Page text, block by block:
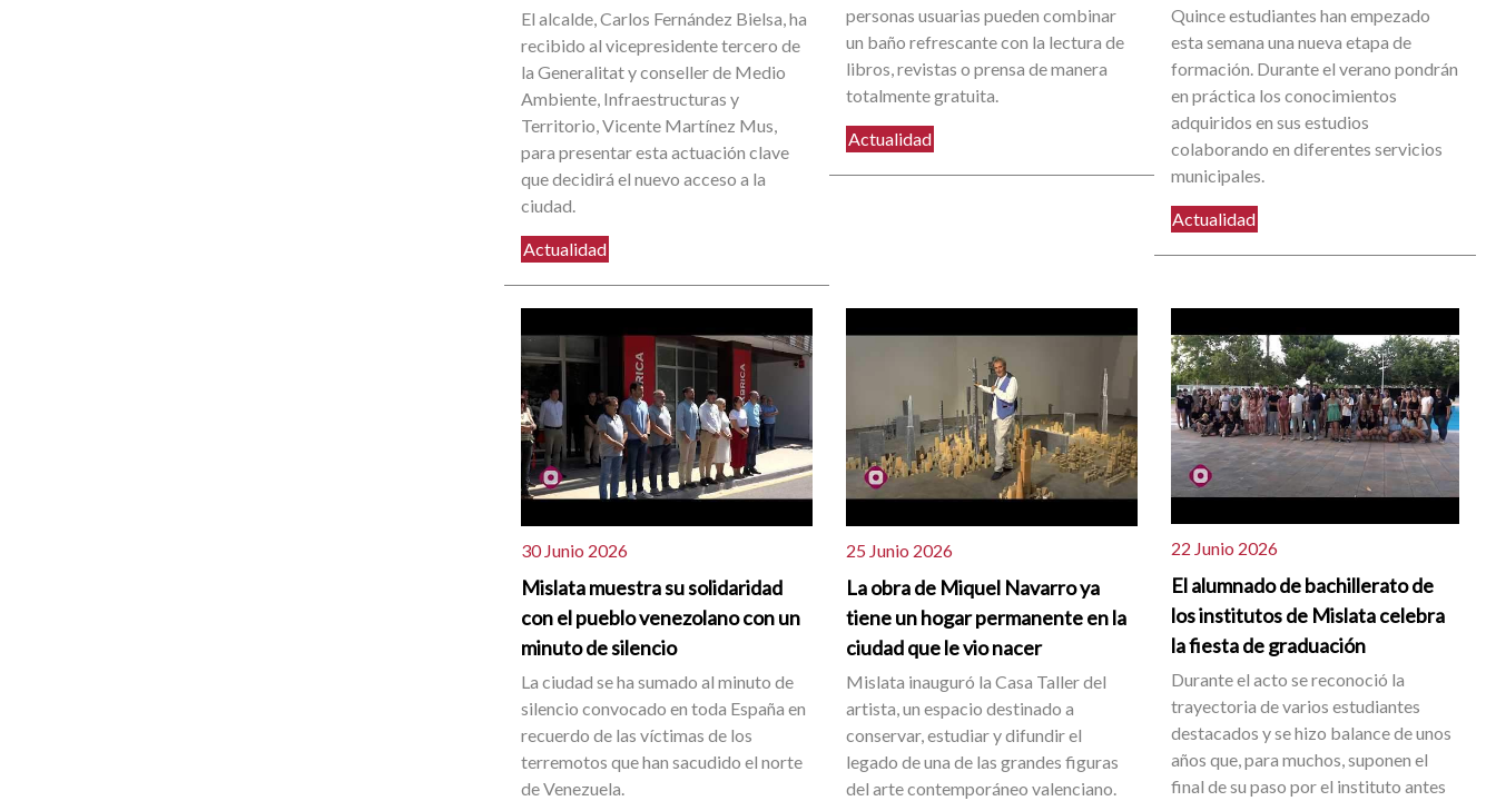
El alcalde, Carlos Fernández Bielsa, ha
recibido al vicepresidente tercero de
la Generalitat y conseller de Medio
Ambiente, Infraestructuras y
Territorio, Vicente Martínez Mus,
para presentar esta actuación clave
que decidirá el nuevo acceso a la
ciudad.
Actualidad
personas usuarias pueden combinar
un baño refrescante con la lectura de
libros, revistas o prensa de manera
totalmente gratuita.
Actualidad
Quince estudiantes han empezado
esta semana una nueva etapa de
formación. Durante el verano pondrán
en práctica los conocimientos
adquiridos en sus estudios
colaborando en diferentes servicios
municipales.
Actualidad
30 Junio 2026
Mislata muestra su solidaridad
con el pueblo venezolano con un
minuto de silencio
La ciudad se ha sumado al minuto de
silencio convocado en toda España en
recuerdo de las víctimas de los
terremotos que han sacudido el norte
de Venezuela.
25 Junio 2026
La obra de Miquel Navarro ya
tiene un hogar permanente en la
ciudad que le vio nacer
Mislata inauguró la Casa Taller del
artista, un espacio destinado a
conservar, estudiar y difundir el
legado de una de las grandes figuras
del arte contemporáneo valenciano.
22 Junio 2026
El alumnado de bachillerato de
los institutos de Mislata celebra
la fiesta de graduación
Durante el acto se reconoció la
trayectoria de varios estudiantes
destacados y se hizo balance de unos
años que, para muchos, suponen el
final de su paso por el instituto antes